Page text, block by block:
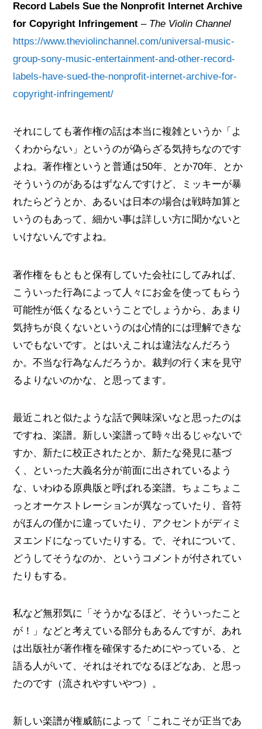
Record Labels Sue the Nonprofit Internet Archive
for Copyright Infringement– The Violin Channel
https://www.theviolinchannel.com/universal-music-
group-sony-music-entertainment-and-other-record-
labels-have-sued-the-nonprofit-internet-archive-for-
copyright-infringement/
それにしても著作権の話は本当に複雑というか「よ
くわからない」というのが偽らざる気持ちなのです
よね。著作権というと普通は50年、とか70年、とか
そういうのがあるはずなんですけど、ミッキーが暴
れたらどうとか、あるいは日本の場合は戦時加算と
いうのもあって、細かい事は詳しい方に聞かないと
いけないんですよね。
著作権をもともと保有していた会社にしてみれば、
こういった行為によって人々にお金を使ってもらう
可能性が低くなるということでしょうから、あまり
気持ちが良くないというのは心情的には理解できな
いでもないです。とはいえこれは違法なんだろう
か。不当な行為なんだろうか。裁判の行く末を見守
るよりないのかな、と思ってます。
最近これと似たような話で興味深いなと思ったのは
ですね、楽譜。新しい楽譜って時々出るじゃないで
すか、新たに校正されたとか、新たな発見に基づ
く、といった大義名分が前面に出されているよう
な、いわゆる原典版と呼ばれる楽譜。ちょこちょこ
っとオーケストレーションが異なっていたり、音符
がほんの僅かに違っていたり、アクセントがディミ
ヌエンドになっていたりする。で、それについて、
どうしてそうなのか、というコメントが付されてい
たりもする。
私など無邪気に「そうかなるほど、そういったこと
が！」などと考えている部分もあるんですが、あれ
は出版社が著作権を確保するためにやっている、と
語る人がいて、それはそれでなるほどなあ、と思っ
たのです（流されやすいやつ）。
新しい楽譜が権威筋によって「これこそが正当であ